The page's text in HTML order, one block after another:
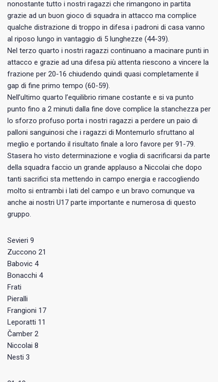
nonostante tutto i nostri ragazzi che rimangono in partita
grazie ad un buon gioco di squadra in attacco ma complice
qualche distrazione di troppo in difesa i padroni di casa vanno
al riposo lungo in vantaggio di 5 lunghezze (44-39).
Nel terzo quarto i nostri ragazzi continuano a macinare punti in
attacco e grazie ad una difesa più attenta riescono a vincere la
frazione per 20-16 chiudendo quindi quasi completamente il
gap di fine primo tempo (60-59).
Nell’ultimo quarto l’equilibrio rimane costante e si va punto
punto fino a 2 minuti dalla fine dove complice la stanchezza per
lo sforzo profuso porta i nostri ragazzi a perdere un paio di
palloni sanguinosi che i ragazzi di Montemurlo sfruttano al
meglio e portando il risultato finale a loro favore per 91-79.
Stasera ho visto determinazione e voglia di sacrificarsi da parte
della squadra faccio un grande applauso a Niccolai che dopo
tanti sacrifici sta mettendo in campo energia e raccogliendo
molto si entrambi i lati del campo e un bravo comunque va
anche ai nostri U17 parte importante e numerosa di questo
gruppo.
Sevieri 9
Zuccono 21
Babovic 4
Bonacchi 4
Frati
Pieralli
Frangioni 17
Leporatti 11
Čamber 2
Niccolai 8
Nesti 3